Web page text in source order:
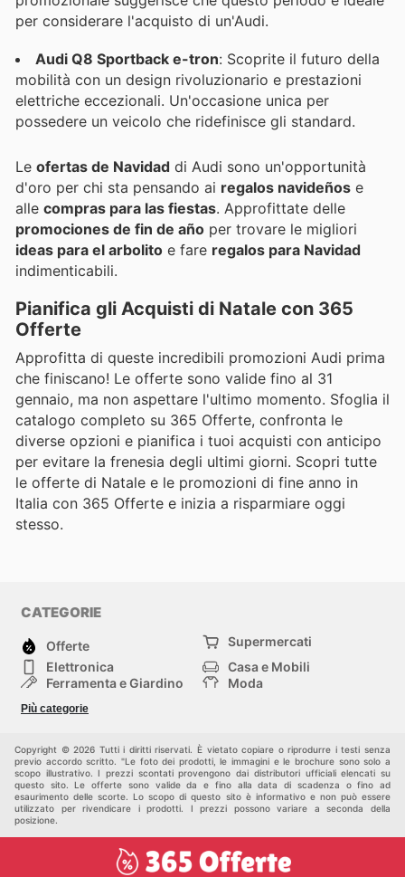
per considerare l'acquisto di un'Audi.
Audi Q8 Sportback e-tron: Scoprite il futuro della
mobilità con un design rivoluzionario e prestazioni
elettriche eccezionali. Un'occasione unica per
possedere un veicolo che ridefinisce gli standard.
Le ofertas de Navidad di Audi sono un'opportunità
d'oro per chi sta pensando ai regalos navideños e
alle compras para las fiestas. Approfittate delle
promociones de fin de año per trovare le migliori
ideas para el arbolito e fare regalos para Navidad
indimenticabili.
Pianifica gli Acquisti di Natale con 365
Offerte
Approfitta di queste incredibili promozioni Audi prima
che finiscano! Le offerte sono valide fino al 31
gennaio, ma non aspettare l'ultimo momento. Sfoglia il
catalogo completo su 365 Offerte, confronta le
diverse opzioni e pianifica i tuoi acquisti con anticipo
per evitare la frenesia degli ultimi giorni. Scopri tutte
le offerte di Natale e le promozioni di fine anno in
Italia con 365 Offerte e inizia a risparmiare oggi
stesso.
CATEGORIE
Offerte
Supermercati
Elettronica
Casa e Mobili
Ferramenta e Giardino
Moda
Bambini e Neonati
Più categorie
Copyright © 2026 Tutti i diritti riservati. È vietato copiare o riprodurre i testi senza
previo accordo scritto. "Le foto dei prodotti, le immagini e le brochure sono solo a
scopo illustrativo. I prezzi scontati provengono dai distributori ufficiali elencati su
questo sito. Le offerte sono valide da e fino alla data di scadenza o fino ad
esaurimento delle scorte. Lo scopo di questo sito è informativo e non può essere
utilizzato per rivendicare i prodotti. I prezzi possono variare a seconda della
posizione.